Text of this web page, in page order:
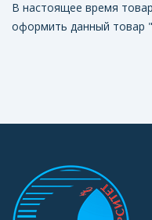
В настоящее время
оформить данный товар